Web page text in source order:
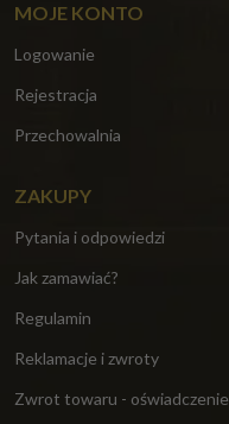
MOJE KONTO
Logowanie
Rejestracja
Przechowalnia
ZAKUPY
Pytania i odpowiedzi
Jak zamawiać?
Regulamin
Reklamacje i zwroty
Zwrot towaru - oświadczenie